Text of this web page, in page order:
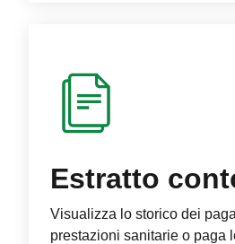
Estratto
Visualizza lo storico dei
prestazioni sanitarie o paga